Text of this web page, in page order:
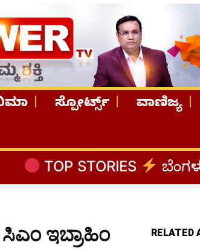
ಸ್ಪೋರ್ಟ್ಸ್ ವಾಣಿಜ್ಯ
ಬೆಂಗಳೂರಿನಿಂದ
ಸಿಎಂ ಇಬ್ರಾಹಿಂ
RELATED